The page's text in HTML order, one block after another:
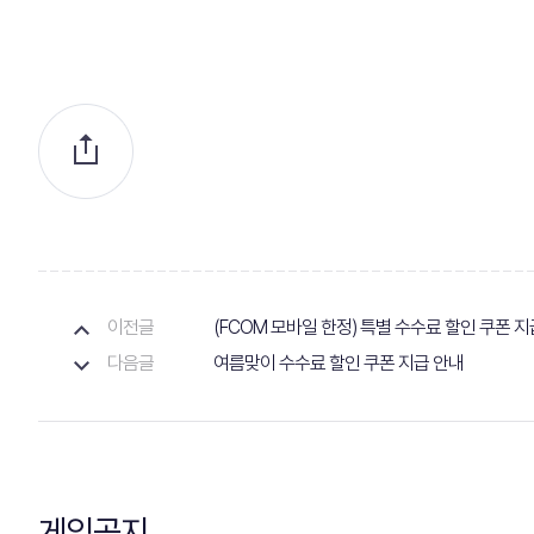
이전글
(FCOM 모바일 한정) 특별 수수료 할인 쿠폰 지
다음글
여름맞이 수수료 할인 쿠폰 지급 안내